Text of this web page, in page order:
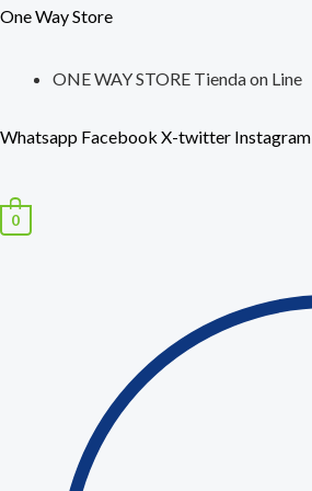
Ir
contenido
One Way Store
ONE WAY STORE Tienda on Line
Whatsapp Facebook X-twitter Instagram
0
Búsqueda
productos